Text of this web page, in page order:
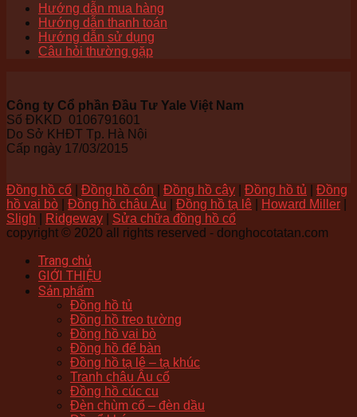
Hướng dẫn mua hàng
Hướng dẫn thanh toán
Hướng dẫn sử dụng
Câu hỏi thường gặp
Công ty Cổ phần Đầu Tư Yale Việt Nam
Số ĐKKD 0106791601
Do Sở KHĐT Tp. Hà Nội
Cấp ngày 17/03/2015
Đồng hồ cổ Đồng hồ côn Đồng hồ cây Đồng hồ tủ
Đồng
hồ vai bò
Đồng hồ châu Âu Đồng hồ tạ lê Howard Miller
Sligh
Ridgeway
Sửa chữa đồng hồ cổ
copyright © 2020 all rights reserved - donghocotatan.com
Trang chủ
GIỚI THIỆU
Sản phẩm
Đồng hồ tủ
Đồng hồ treo tường
Đồng hồ vai bò
Đồng hồ để bàn
Đồng hồ tạ lê – tạ khúc
Tranh châu Âu cổ
Đồng hồ cúc cu
Đèn chùm cổ – đèn dầu